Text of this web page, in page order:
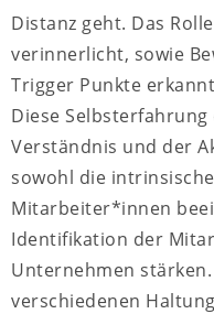
Distanz geht. Das
verinnerlicht, sowie
Trigger Punkte
Diese
Verständnis und der
sowohl die
Mitarbeiter*innen
Identifikation der
Unternehmen
verschiedenen